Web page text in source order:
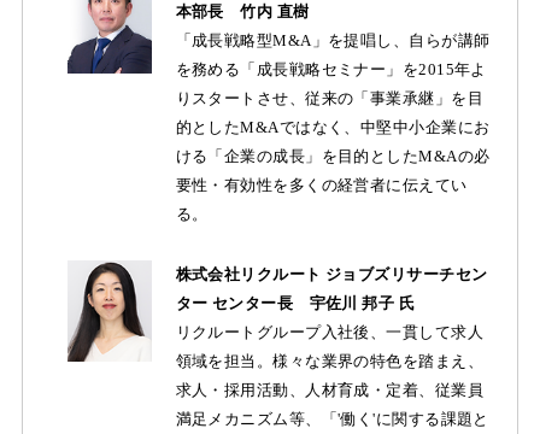
本部長 竹内 直樹
「成長戦略型M&A」を提唱し、自らが講師
を務める「成長戦略セミナー」を2015年よ
りスタートさせ、従来の「事業承継」を目
的としたM&Aではなく、中堅中小企業にお
ける「企業の成長」を目的としたM&Aの必
要性・有効性を多くの経営者に伝えてい
る。
株式会社リクルート ジョブズリサーチセン
ター センター長 宇佐川 邦子 氏
リクルートグループ入社後、一貫して求人
領域を担当。様々な業界の特色を踏まえ、
求人・採用活動、人材育成・定着、従業員
満足メカニズム等、「'働く'に関する課題と